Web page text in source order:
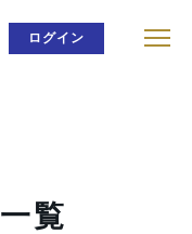
ログイン
覧